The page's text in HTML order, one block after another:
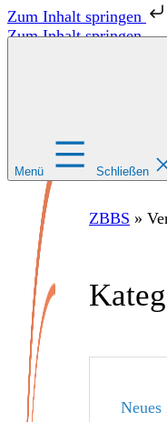
Zum Inhalt springen
Zum Inhalt springen
Zentrale
und
für
Menü Schließen
ZBBS »
Neues